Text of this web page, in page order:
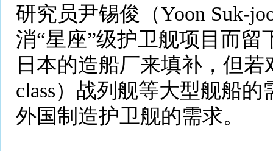
研究员尹锡俊（Yoon Suk-
消“星座”级护卫舰项目而
日本的造船厂来填补，但若
class）战列舰等大型舰船
外国制造护卫舰的需求。